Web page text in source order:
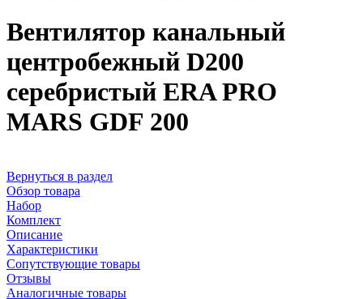
Вентилятор канальный
центробежный D200
серебристый ERA PRO
MARS GDF 200
Вернуться в раздел
Обзор товара
Набор
Комплект
Описание
Характеристики
Сопутствующие товары
Отзывы
Аналогичные товары